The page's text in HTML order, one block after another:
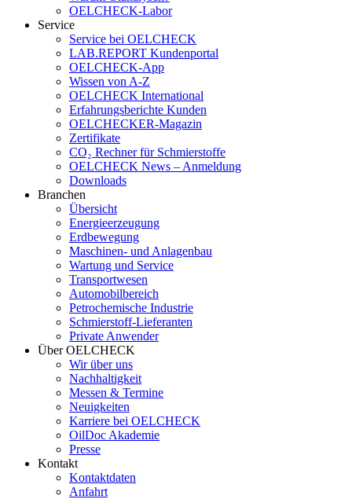
OELCHECK-Labor
Service
Service bei OELCHECK
LAB.REPORT Kundenportal
OELCHECK-App
Wissen von A-Z
OELCHECK International
Erfahrungsberichte Kunden
OELCHECKER-Magazin
Zertifikate
CO₂ Rechner für Schmierstoffe
OELCHECK News – Anmeldung
Downloads
Branchen
Übersicht
Energieerzeugung
Erdbewegung
Maschinen- und Anlagenbau
Wartung und Service
Transportwesen
Automobilbereich
Petrochemische Industrie
Schmierstoff-Lieferanten
Private Anwender
Über OELCHECK
Wir über uns
Nachhaltigkeit
Messen & Termine
Neuigkeiten
Karriere bei OELCHECK
OilDoc Akademie
Presse
Kontakt
Kontaktdaten
Anfahrt